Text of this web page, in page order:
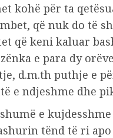
kohë për ta
që nuk do të
që keni kaluar
e para dy
d.m.th puthje e
e ndjeshme dhe
e
tënd të ri